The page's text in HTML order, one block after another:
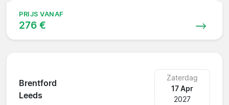
PRIJS VANAF
276 €
Brentford
Leeds
Zaterdag
17 Apr
2027